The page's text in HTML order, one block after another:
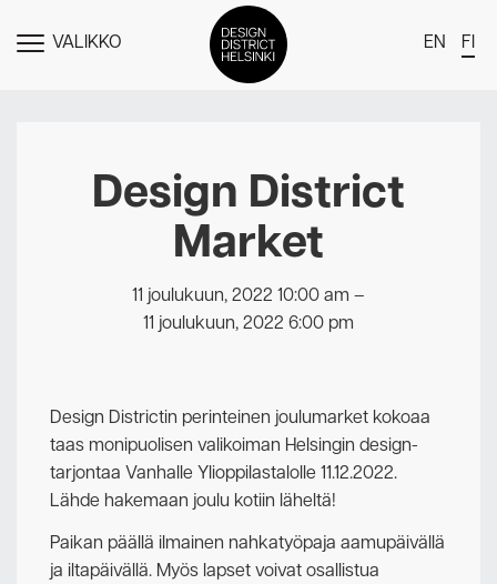
NÄYTÄVALIKKO EN FI
Jäsenet
Tapahtumat
Uutiset
Medialle
Meistä
Ota yhteyttä
Design District
Market
11 joulukuun, 2022 10:00 am –
11 joulukuun, 2022 6:00 pm
Design Districtin perinteinen joulumarket kokoaa
taas monipuolisen valikoiman Helsingin design-
tarjontaa Vanhalle Ylioppilastalolle 11.12.2022.
Lähde hakemaan joulu kotiin läheltä!
Paikan päällä ilmainen nahkatyöpaja aamupäivällä
ja iltapäivällä. Myös lapset voivat osallistua